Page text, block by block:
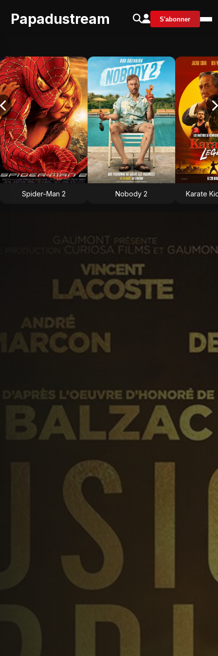
Papadustream S'abonner
Spider-Man 2 Nobody 2 Karate